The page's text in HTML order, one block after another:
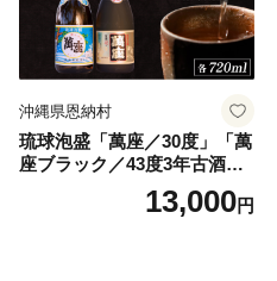
沖縄県恩納村
琉球泡盛「萬座／30度」「萬
座ブラック／43度3年古酒」
13,000円